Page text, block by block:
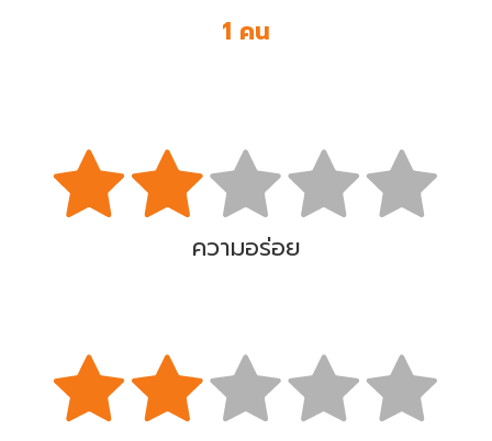
1 คน
ความอร่อย